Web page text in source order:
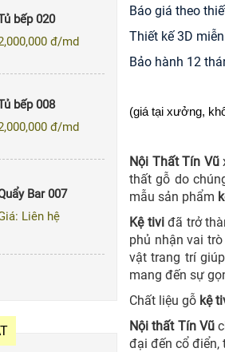
Báo giá theo
Thiết kế 3D
Bảo hành 12
(giá tại xưởng,
Nội Thất Tín Vũ
thất gỗ do
mẫu sản phẩm
Kệ tiviđã trở
phủ nhận vai
vật trang trí
mang đến sự
Chất liệu gỗ kệ
Nội thất Tín Vũ
đại đến cổ điển,
2,000,000đ/md
2,000,000đ/md
Liên hệ